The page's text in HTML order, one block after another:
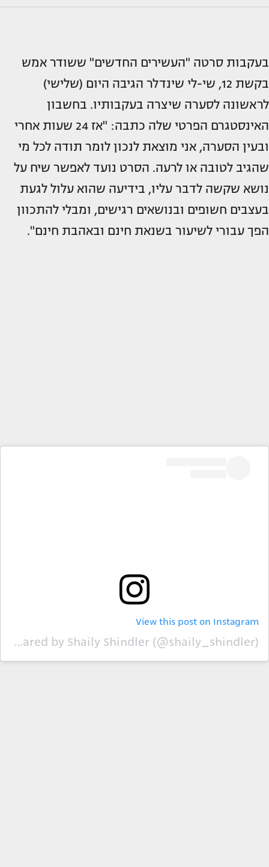
בעקבות סרטה "העשירים החדשים" ששודר אמש
בקשת 12, שי-לי שינדלר הגיבה היום (שלישי)
לראשונה לסערה שיצרה בעקבותיו. בחשבון
האינסטגרם הפרטי שלה כתבה: "אז 24 שעות אחרי
ובעין הסערה, אני מוצאת לנכון לומר תודה לכל מי
שהגיב לטובה או לרעה. הסרט נועד לאפשר שיח על
נושא שקשה לדבר עליו, בידיעה שהוא עלול לגעת
בעצבים חשופים ובנושאים רגישים, ומבלי להתכוון
הפך עבורי לשיעור בשנאת חינם ובאהבת חינם".
View this post on Instagram
A post shared by Shaily Shindler (@shaily_shindler)